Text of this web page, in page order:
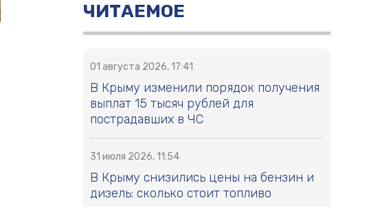
ЧИТАЕМОЕ
01 августа 2026, 17:41
В Крыму изменили порядок получения
выплат 15 тысяч рублей для
пострадавших в ЧС
31 июля 2026, 11:54
В Крыму снизились цены на бензин и
дизель: сколько стоит топливо